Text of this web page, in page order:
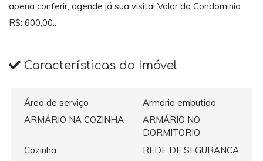
apena conferir, agende já sua visita! Valor do Condominio
R$: 600,00..
Características do Imóvel
Área de serviço
Armário embutido
ARMÁRIO NA COZINHA
ARMÁRIO NO
DORMITORIO
Cozinha
REDE DE SEGURANCA